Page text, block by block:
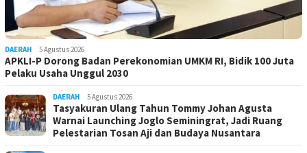
DAERAH 5 Agustus 2026
APKLI-P Dorong Badan Perekonomian UMKM RI, Bidik 100 Juta
Pelaku Usaha Unggul 2030
DAERAH 5 Agustus 2026
Tasyakuran Ulang Tahun Tommy Johan Agusta
Warnai Launching Joglo Seminingrat, Jadi Ruang
Pelestarian Tosan Aji dan Budaya Nusantara